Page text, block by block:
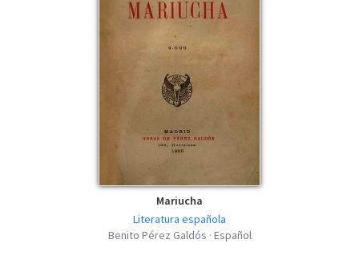
Benito Pérez Galdós - Los duendes de la
camarilla - MOBI
mobi | 337.8 KB | 648 hits
Benito Pérez Galdós - Los duendes de la
camarilla - FB2
fb2 | 463.87 KB | 689 hits
Benito Pérez Galdós - Los duendes de la
camarilla - AZW3
azw3 | 653.58 KB | 501 hits
Mariucha
Literatura española
Benito Pérez Galdós · Español